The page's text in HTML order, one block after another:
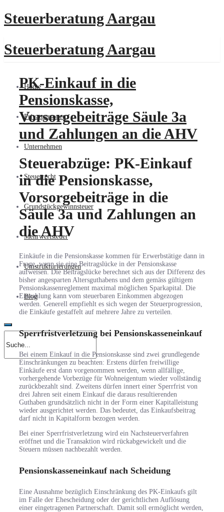
Steuerberatung Aargau
Steuerberatung Aargau
Home
Privatpersonen
Unternehmen
Steuerrecht
Grundstückgewinnsteuer
Mehrwertsteuer
Umstrukturierungen
Blog
PK-Einkauf in die
Pensionskasse,
Vorsorgebeiträge Säule 3a
und Zahlungen an die AHV
Steuerabzüge: PK-Einkauf
in die Pensionskasse,
Vorsorgebeiträge in die
Säule 3a und Zahlungen an
die AHV
Einkäufe in die Pensionskasse kommen für Erwerbstätige dann in
Frage, wenn sie eine Beitragslücke in der Pensionskasse
aufweisen. Die Beitragslücke berechnet sich aus der Differenz des
bisher angesparten Altersguthabens und dem gemäss gültigem
Pensionskassenreglement maximal möglichen Sparkapital. Die
Einzahlung kann vom steuerbaren Einkommen abgezogen
werden. Generell empfiehlt es sich wegen der Steuerprogression,
die Einkäufe gestaffelt auf mehrere Jahre zu verteilen.
Sperrfristverletzung bei Pensionskasseneinkauf
Bei einem Einkauf in die Pensionskasse sind zwei grundlegende
Einschränkungen zu beachten: Erstens dürfen freiwillige
Einkäufe erst dann vorgenommen werden, wenn allfällige,
vorhergehende Vorbezüge für Wohneigentum wieder vollständig
zurückbezahlt sind. Zweitens dürfen innert einer Sperrfrist von
drei Jahren seit einem Einkauf die daraus resultierenden
Guthaben grundsätzlich nicht in der Form einer Kapitalleistung
wieder ausgerichtet werden. Das bedeutet, das Einkaufsbeitrag
darf nicht in Kapitalform bezogen werden.
Bei einer Sperrfristverletzung wird ein Nachsteuerverfahren
eröffnet und die Transaktion wird rückabgewickelt und die
Steuern müssen nachbezahlt werden.
Pensionskasseneinkauf nach Scheidung
Eine Ausnahme bezüglich Einschränkung des PK-Einkaufs gilt
im Falle der Ehescheidung oder der gerichtlichen Auflösung
einer eingetragenen Partnerschaft. Damit soll ermöglicht werden,